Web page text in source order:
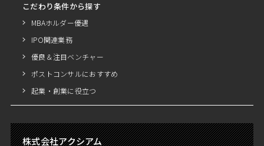
こだわり条件から探す
MBAホルダー優遇
IPO関連業務
優良＆注目ベンチャー
ポストコンサルにおすすめ
起業・創業に役立つ
株式会社アクシアム